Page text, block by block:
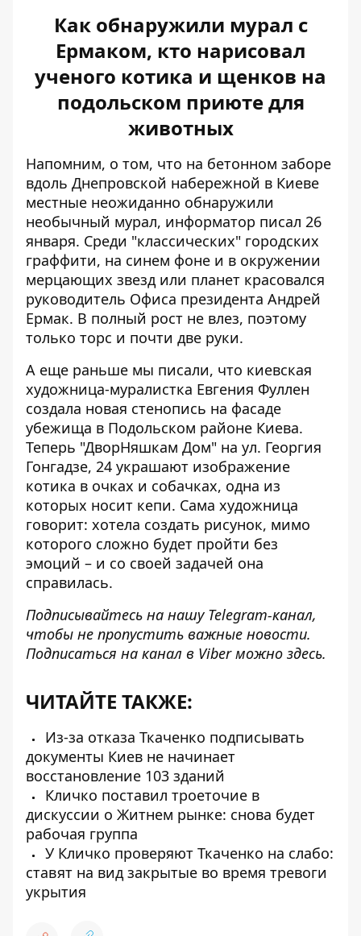
Как обнаружили мурал с
Ермаком, кто нарисовал
ученого котика и щенков на
подольском приюте для
животных
Напомним, о том, что на бетонном заборе
вдоль Днепровской набережной в Киеве
местные неожиданно обнаружили
необычный мурал, информатор писал 26
января. Среди "классических" городских
граффити, на синем фоне и в окружении
мерцающих звезд или планет красовался
руководитель Офиса президента Андрей
Ермак. В полный рост не влез, поэтому
только торс и почти две руки.
А еще раньше мы писали, что киевская
художница-муралистка Евгения Фуллен
создала новая стенопись на фасаде
убежища в Подольском районе Киева.
Теперь "ДворНяшкам Дом" на ул. Георгия
Гонгадзе, 24 украшают изображение
котика в очках и собачках, одна из
которых носит кепи. Сама художница
говорит: хотела создать рисунок, мимо
которого сложно будет пройти без
эмоций – и со своей задачей она
справилась.
Подписывайтесь на нашу Telegram-канал,
чтобы не пропустить важные новости.
Подписаться на канал в Viber можно здесь.
ЧИТАЙТЕ ТАКЖЕ:
Из-за отказа Ткаченко подписывать
документы Киев не начинает
восстановление 103 зданий
Кличко поставил троеточие в
дискуссии о Житнем рынке: снова будет
рабочая группа
У Кличко проверяют Ткаченко на слабо:
ставят на вид закрытые во время тревоги
укрытия